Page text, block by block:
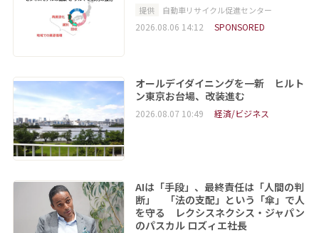
提供 自動車リサイクル促進センター
2026.08.06 14:12 SPONSORED
オールデイダイニングを一新 ヒルト
ン東京お台場、改装進む
2026.08.07 10:49 経済/ビジネス
AIは「手段」、最終責任は「人間の判
断」 「法の支配」という「傘」で人
を守る レクシスネクシス・ジャパン
のパスカル ロズィエ社長